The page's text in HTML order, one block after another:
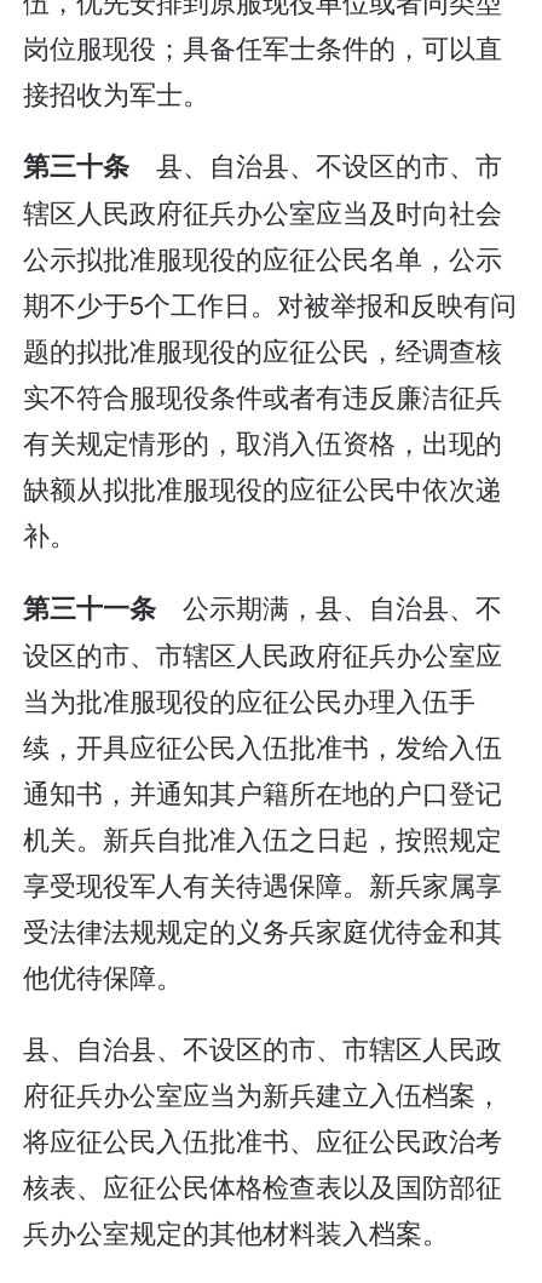
岗位服现役；具备任军士条件的，可以直
接招收为军士。
第三十条 县、自治县、不设区的市、市
辖区人民政府征兵办公室应当及时向社会
公示拟批准服现役的应征公民名单，公示
期不少于5个工作日。对被举报和反映有问
题的拟批准服现役的应征公民，经调查核
实不符合服现役条件或者有违反廉洁征兵
有关规定情形的，取消入伍资格，出现的
缺额从拟批准服现役的应征公民中依次递
补。
第三十一条 公示期满，县、自治县、不
设区的市、市辖区人民政府征兵办公室应
当为批准服现役的应征公民办理入伍手
续，开具应征公民入伍批准书，发给入伍
通知书，并通知其户籍所在地的户口登记
机关。新兵自批准入伍之日起，按照规定
享受现役军人有关待遇保障。新兵家属享
受法律法规规定的义务兵家庭优待金和其
他优待保障。
县、自治县、不设区的市、市辖区人民政
府征兵办公室应当为新兵建立入伍档案，
将应征公民入伍批准书、应征公民政治考
核表、应征公民体格检查表以及国防部征
兵办公室规定的其他材料装入档案。